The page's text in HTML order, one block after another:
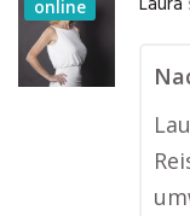
online